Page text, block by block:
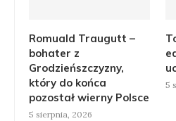
Romuald Traugutt –
bohater z
Grodzieńszczyzny,
który do końca
pozostał wierny Polsce
5 sierpnia, 2026
5